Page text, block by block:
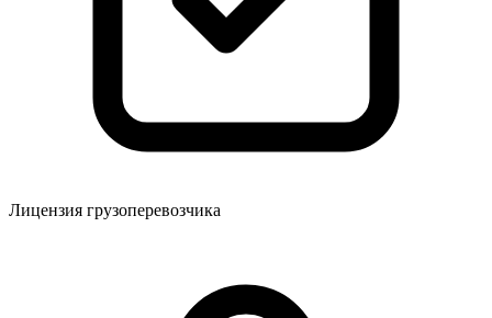
Лицензия грузоперевозчика